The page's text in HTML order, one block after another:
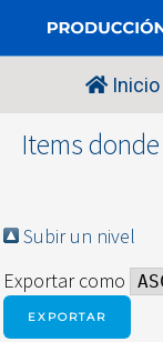
Inicio
Items
Subir un nivel
Exportar como